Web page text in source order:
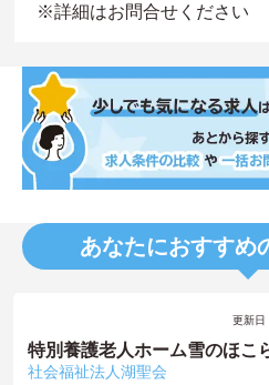
※詳細はお問合せください
あなたにおすすめ
更新日
特別養護老人ホーム雪のほこ
社会福祉法人湖聖会